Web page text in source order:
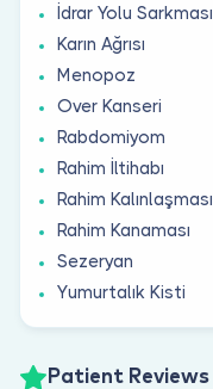
İdrar Yolu Sarkması
Karın Ağrısı
Menopoz
Over Kanseri
Rabdomiyom
Rahim İltihabı
Rahim Kalınlaşması
Rahim Kanaması
Sezeryan
Yumurtalık Kisti
Patient Reviews